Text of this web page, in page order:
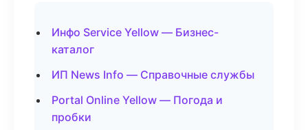
Инфо Service Yellow — Бизнес-
каталог
ИП News Info — Справочные службы
Portal Online Yellow — Погода и
пробки